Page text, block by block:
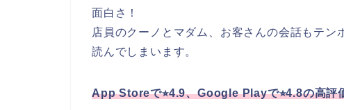
面白さ！
店員のクーノとマダム、お客さんの会話もテ
読んでしまいます。
App Storeで⭐︎4.9、Google Playで⭐︎4.8の高評